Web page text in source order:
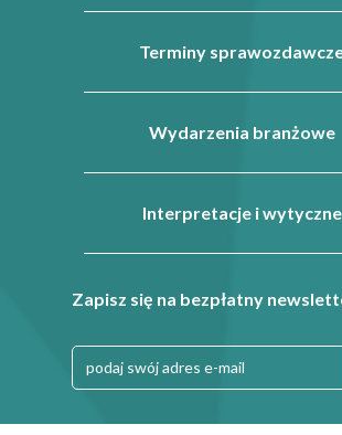
Terminy
Wydarzenia branżowe
Interpretacje i wytyczne
Zapisz się na bezpłatny